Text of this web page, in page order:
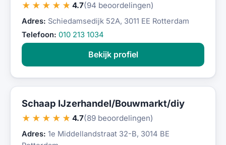
★★★★★ 4.7(94 beoordelingen)
Adres: Schiedamsedijk 52A, 3011 EE Rotterdam
Telefoon: 010 213 1034
Bekijk profiel
Schaap IJzerhandel/Bouwmarkt/diy
★★★★★ 4.7(89 beoordelingen)
Adres: 1e Middellandstraat 32-B, 3014 BE